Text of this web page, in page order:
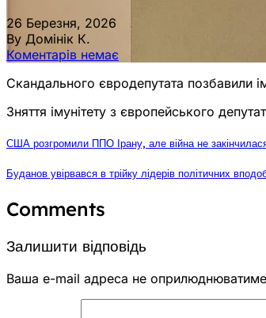
26 Березня, 2026
By Домінік К.
Коментарів немає
Скандального євродепутата позбавили
Зняття імунітету з європейського
США розгромили ППО Ірану, але війна не
Буданов увірвався в трійку лідерів політичних
Comments
Залишити відповідь
Ваша e-mail адреса не